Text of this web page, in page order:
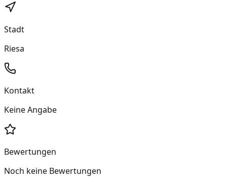
Stadt
Riesa
Kontakt
Keine Angabe
Bewertungen
Noch keine Bewertungen